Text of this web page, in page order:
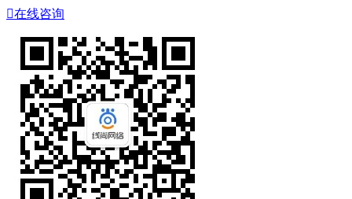
在线咨询